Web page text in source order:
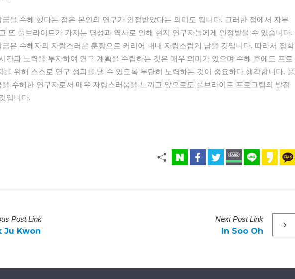
금을 수혜 했다는 점은 본인의 연구가 인정받았다는 의미도 됩니다. 그러한 점에서 자부
또 풀브라이트가 가지는 명성과 역사로 인해 현지 연구자들에게 인정받을 수 있습니다.
금은 수혜자의 자랑스러운 훈장으로 커리어 내내 자랑스럽게 남을 것입니다. 따라서 장학
간과 노력을 투자하여 연구 계획을 수립하는 것은 매우 의미가 있으며 수혜 후에도 프로
를 위해 스스로 연구 성과를 낼 수 있도록 부단히 노력하는 것이 중요하다 생각합니다. 풀
을 수혜한 연구자로서 매우 자랑스러움을 느끼고 앞으로도 풀브라이트 프로그램의 발전
입니다.
PostLink
Ju Kwon
NextPostLink
In Soo Oh